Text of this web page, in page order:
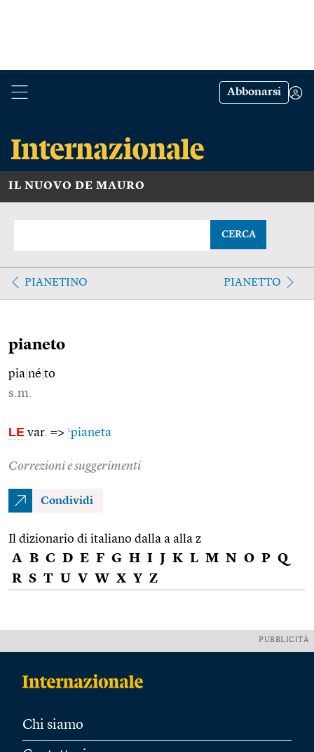
Abbonarsi
IL NUOVO DE MAURO
CERCA
PIANETINO PIANETTO
pianeto
pia né to
s.m.
LE var. => 1pianeta
Correzioni e suggerimenti
Condividi
Il dizionario di italiano dalla a alla z
A B C D E F G H I J K L M N O P Q
R S T U V W X Y Z
PUBBLICITÀ
Chi siamo